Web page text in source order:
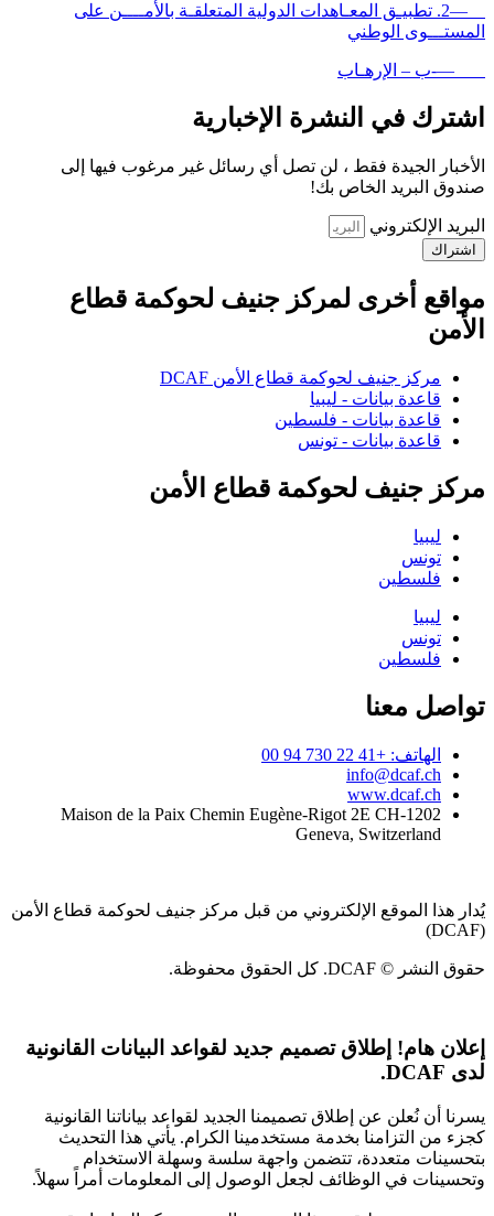
—2. تطبيـق المعـاهدات الدولية المتعلقـة بالأمــــن على
المستـــوى الوطني
—-ب – الإرهـاب
اشترك في النشرة الإخبارية
الأخبار الجيدة فقط ، لن تصل أي رسائل غير مرغوب فيها إلى
صندوق البريد الخاص بك!
البريد الإلكتروني
اشتراك
مواقع أخرى لمركز جنيف لحوكمة قطاع
الأمن
مركز جنيف لحوكمة قطاع الأمن DCAF
قاعدة بيانات - ليبيا
قاعدة بيانات - فلسطين
قاعدة بيانات - تونس
مركز جنيف لحوكمة قطاع الأمن
ليبيا
تونس
فلسطين
ليبيا
تونس
فلسطين
تواصل معنا
الهاتف: +41 22 730 94 00
info@dcaf.ch
www.dcaf.ch
Maison de la Paix Chemin Eugène-Rigot 2E CH-1202
Geneva, Switzerland
يُدار هذا الموقع الإلكتروني من قبل مركز جنيف لحوكمة قطاع الأمن
(DCAF)
حقوق النشر © DCAF. كل الحقوق محفوظة.
إعلان هام! إطلاق تصميم جديد لقواعد البيانات القانونية
لدى DCAF.
يسرنا أن نُعلن عن إطلاق تصميمنا الجديد لقواعد بياناتنا القانونية
كجزء من التزامنا بخدمة مستخدمينا الكرام. يأتي هذا التحديث
بتحسينات متعددة، تتضمن واجهة سلسة وسهلة الاستخدام
وتحسينات في الوظائف لجعل الوصول إلى المعلومات أمراً سهلاً.